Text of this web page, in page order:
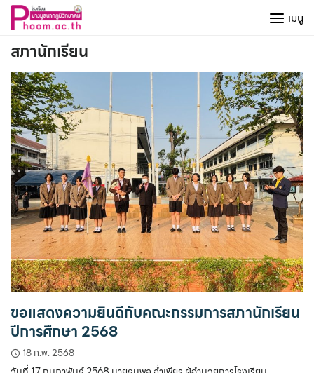
Skip
content
เมนู
สภานักเรียน
ขอแสดงความยินดีกับคณะกรรมการสภานักเรียน
ปีการศึกษา 2568
18 ก.พ. 2568